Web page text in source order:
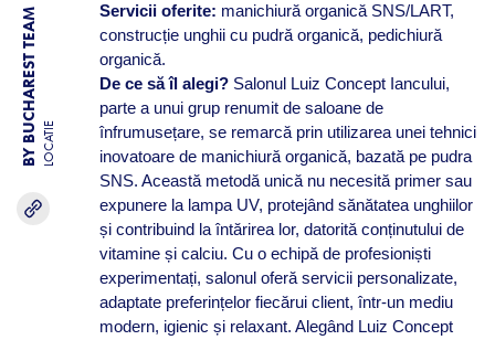
BY BUCHAREST TEAM LOCATIE
Servicii oferite: manichiură organică SNS/LART,
construcție unghii cu pudră organică, pedichiură
organică.
De ce să îl alegi?Salonul Luiz Concept Iancului,
parte a unui grup renumit de saloane de
înfrumusețare, se remarcă prin utilizarea unei tehnici
inovatoare de manichiură organică, bazată pe pudra
SNS. Această metodă unică nu necesită primer sau
expunere la lampa UV, protejând sănătatea unghiilor
și contribuind la întărirea lor, datorită conținutului de
vitamine și calciu. Cu o echipă de profesioniști
experimentați, salonul oferă servicii personalizate,
adaptate preferințelor fiecărui client, într-un mediu
modern, igienic și relaxant. Alegând Luiz Concept